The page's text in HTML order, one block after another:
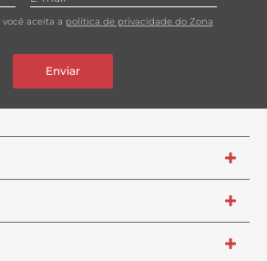
aceita a política de privacidade do Zona
Enviar
+
+
+